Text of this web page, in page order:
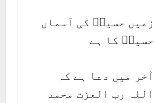
زمیں حسینؑ کی آسماں
حسینؑ کا ہے
آخر میں دعا ہے کہ
اللہ رب العزت محمد